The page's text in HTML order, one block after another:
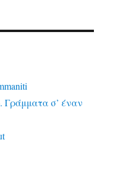
Γράμματα σ’ έναν